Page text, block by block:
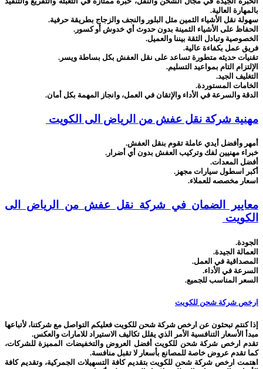
بالمهارة العالية.
سهولة نقل الأشياء الثمين مثل البلور والنجف والزجاج بطريقة حرفية.
الحفاظ على الأشياء الثمينة بدون حدوث أي خدوش أو كسور.
الخصوصية وتبادل الثقة بيننا والعميل.
فريق عمل بكفاءة عالية.
تقنيات حديثه متطورة تساعد على نقل العفش بكل بساطة ويسر.
الإلتزام التام بمواعيد التسليم.
التغليف الجيد.
الخامات المستوردة.
الدقة والسرعة في الأداء والإتقان في العمل، وانجاز المهمة بكل أمان.
مهنية شركة نقل عفش من الرياض الى الكويت
أمهر وأفضل أيدي عاملة تقوم بنقل العفش.
خبراء مهنيين لفك وتركيب العفش بدون أي أضرار.
أفضل المعدات.
أكبر اسطول سيارات مجهز.
اسعار مخصصه للعملاء.
معايير الضمان في شركة نقل عفش من الرياض الى
الكويت
الجودة.
العمالة الجيدة.
المصداقية في العمل.
السرعة في الأداء.
السعر المناسب للجميع.
ارخص شركة شحن للكويت
إذا كنتم تبحثون عن ارخص شركة شحن للكويت فعليكم التواصل مع شركتنا، لأتباعها
مبدأ الأسعار التنافسية الأمر الذي يقلل تكاليف الاستيراد للامارات والعكس.
تقدم ارخص شركة شحن للكويت أفضل العروض والتخفيضات المميزة للشركات،
كما تقدم عروض خاصة للمصانع بأسعار لا تقبل منافسة.
اهتمت ارخص شركة شحن للكويت بتقديم كافة التسهيلات الجمركية، وتقديم كافة